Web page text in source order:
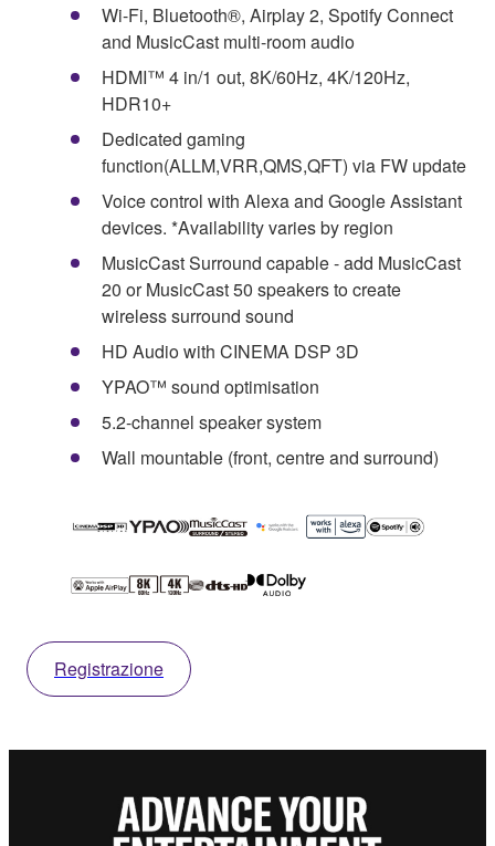
Wi-Fi, Bluetooth®, Airplay 2, Spotify Connect
and MusicCast multi-room audio
HDMI™ 4 in/1 out, 8K/60Hz, 4K/120Hz,
HDR10+
Dedicated gaming
function(ALLM,VRR,QMS,QFT) via FW update
Voice control with Alexa and Google Assistant
devices. *Availability varies by region
MusicCast Surround capable - add MusicCast
20 or MusicCast 50 speakers to create
wireless surround sound
HD Audio with CINEMA DSP 3D
YPAO™ sound optimisation
5.2-channel speaker system
Wall mountable (front, centre and surround)
Registrazione